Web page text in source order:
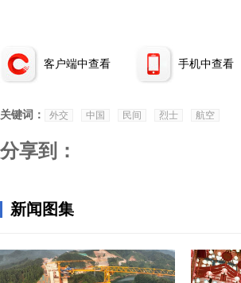
客户端中查看 手机中查看
关键词： 外交 中国 民间 烈士 航空
分享到：